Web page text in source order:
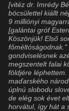
[vitéz dr. Imrédy
böcsülettel kiállt
9 milliónyi
[galántai gróf
Köszönjük! Első
gondviselésnek
megszentelt falai
földjére
maďarského
úplnú slobodu
de elég sok évet
horvátul, így hát a